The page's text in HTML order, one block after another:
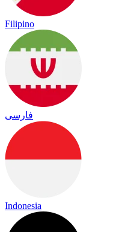
Filipino
فارسی
Indonesia